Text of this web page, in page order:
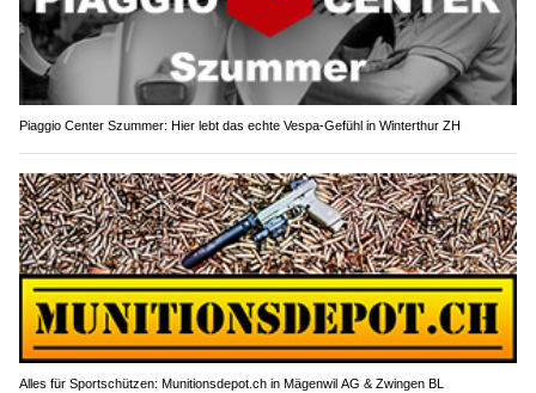
Piaggio Center Szummer: Hier lebt das echte Vespa-Gefühl in Winterthur ZH
Alles für Sportschützen: Munitionsdepot.ch in Mägenwil AG & Zwingen BL